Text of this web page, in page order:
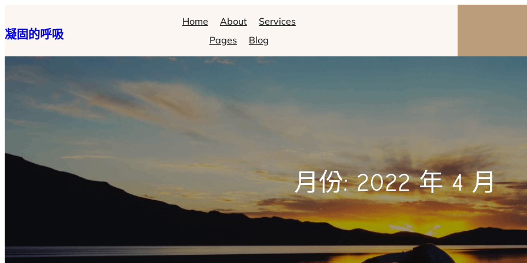
至
主
要
凝固的呼吸
Home About
Services
Pages
Blog
月份:2022 年 4 月